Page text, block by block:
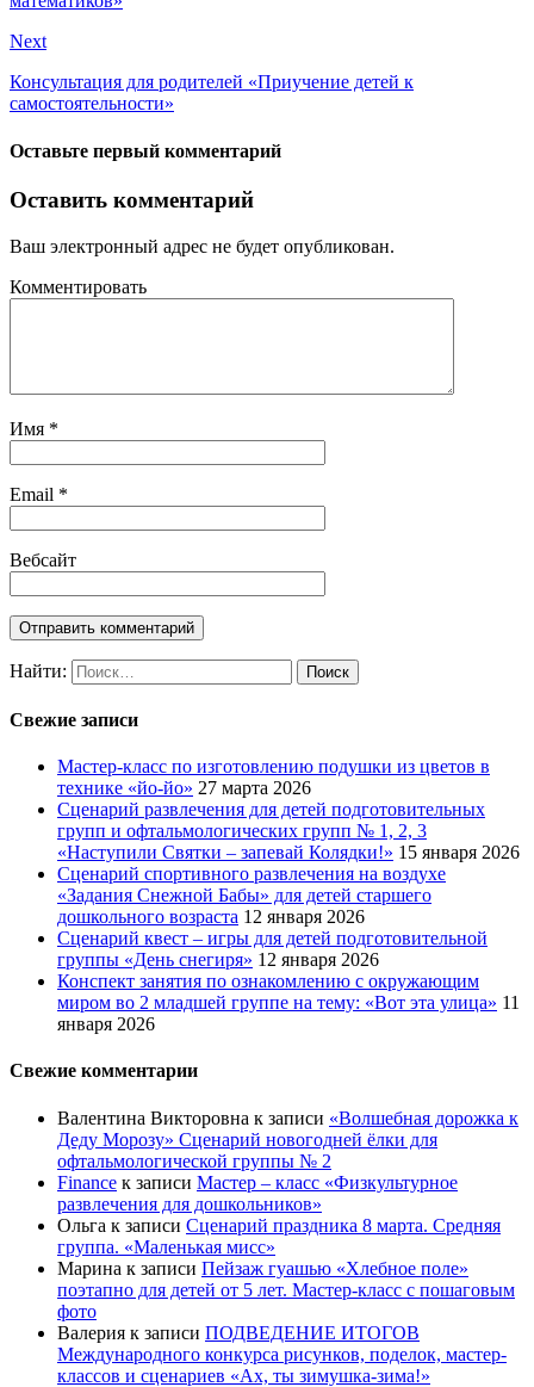
Next
Консультация для родителей «Приучение детей к
самостоятельности»
Оставьте первый комментарий
Оставить комментарий
Ваш электронный адрес не будет опубликован.
Комментировать
Имя *
Email *
Вебсайт
Найти:
Свежие записи
Мастер-класс по изготовлению подушки из цветов в
технике «йо-йо» 27 марта 2026
Сценарий развлечения для детей подготовительных
групп и офтальмологических групп № 1, 2, 3
«Наступили Святки – запевай Колядки!» 15 января 2026
Сценарий спортивного развлечения на воздухе
«Задания Снежной Бабы» для детей старшего
дошкольного возраста 12 января 2026
Сценарий квест – игры для детей подготовительной
группы «День снегиря» 12 января 2026
Конспект занятия по ознакомлению с окружающим
миром во 2 младшей группе на тему: «Вот эта улица» 11
января 2026
Свежие комментарии
Валентина Викторовна к записи «Волшебная дорожка к
Деду Морозу» Сценарий новогодней ёлки для
офтальмологической группы № 2
Finance к записи Мастер – класс «Физкультурное
развлечения для дошкольников»
Ольга к записи Сценарий праздника 8 марта. Средняя
группа. «Маленькая мисс»
Марина к записи Пейзаж гуашью «Хлебное поле»
поэтапно для детей от 5 лет. Мастер-класс с пошаговым
фото
Валерия к записи ПОДВЕДЕНИЕ ИТОГОВ
Международного конкурса рисунков, поделок, мастер-
классов и сценариев «Ах, ты зимушка-зима!»